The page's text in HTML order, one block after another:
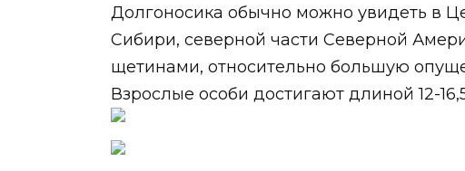
Долгоносика обычно можно увидеть в
Сибири, северной части Северной
щетинами, относительно большую
Взрослые особи достигают длиной 12-